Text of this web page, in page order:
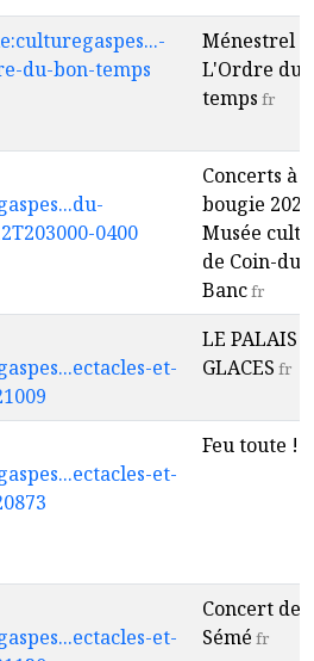
du-bon-temps
Ménestrel -
L'Ordre du
temps fr
0400
Concerts à
bougie
Musée
de Coin-du-
Bancfr
et-
LE PALAIS
GLACES fr
et-
Feu toute !
et-
Concert de
Sémé fr